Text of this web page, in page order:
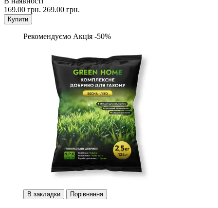
169.00 грн. 269.00 грн.
Купити
Рекомендуємо Акція -50%
В закладки Порівняння